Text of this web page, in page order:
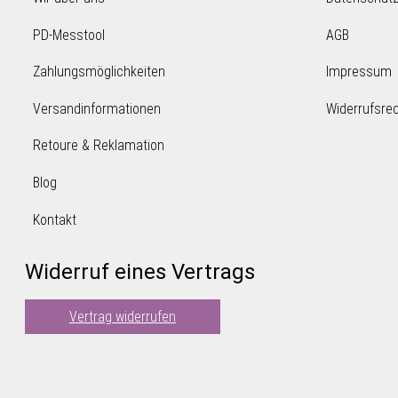
PD-Messtool
Zahlungsmöglichkeiten
Versandinformationen
Retoure & Reklamation
Blog
Kontakt
AGB
Impressum
Widerruf eines Vertrags
Vertrag widerrufen